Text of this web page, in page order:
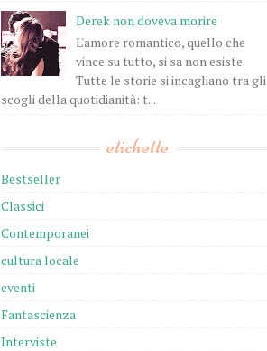
Derek non doveva morire
L'amore romantico, quello che
vince su tutto, si sa non esiste.
Tutte le storie si incagliano tra gli
scogli della quotidianità: t...
etichette
Bestseller
Classici
Contemporanei
cultura locale
eventi
Fantascienza
Interviste